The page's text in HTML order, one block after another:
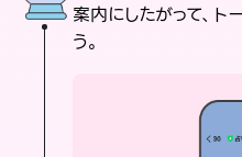
案内にしたがって、
う。